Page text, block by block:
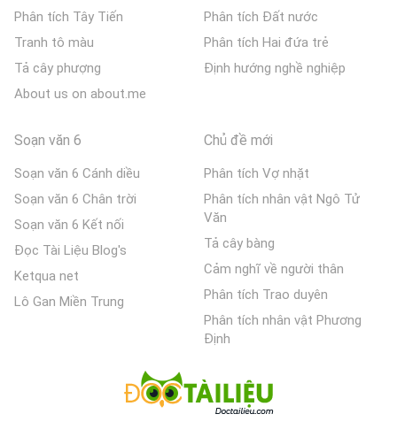
Phân tích Tây Tiến
Tranh tô màu
Tả cây phượng
About us on about.me
Phân tích Đất nước
Phân tích Hai đứa trẻ
Định hướng nghề nghiệp
Soạn văn 6
Soạn văn 6 Cánh diều
Soạn văn 6 Chân trời
Soạn văn 6 Kết nối
Đọc Tài Liệu Blog's
Ketqua net
Lô Gan Miền Trung
Chủ đề mới
Phân tích Vợ nhặt
Phân tích nhân vật Ngô Tử
Văn
Tả cây bàng
Cảm nghĩ về người thân
Phân tích Trao duyên
Phân tích nhân vật Phương
Định